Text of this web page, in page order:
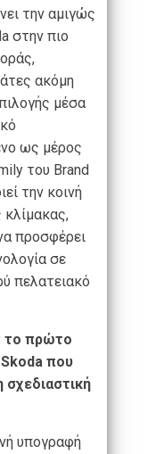
την αμιγώς
στην πιο
ακόμη
μέσα
ως μέρος
του Brand
την κοινή
κλίμακας,
προσφέρει
σε
πελατειακό
το πρώτο
που
υπογραφή